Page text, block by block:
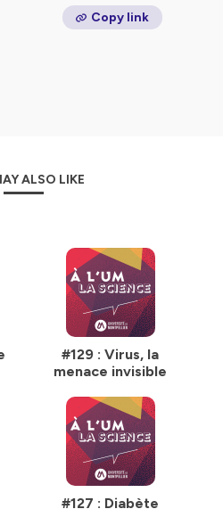
Copy link
ALSO LIKE
#129 : Virus, la
menace invisible
#127 : Diabète